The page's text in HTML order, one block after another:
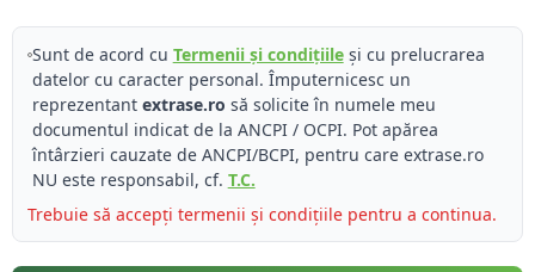
Sunt de acord cu Termenii și condițiileși cu prelucrarea
datelor cu caracter personal. Împuternicesc un
reprezentant extrase.ro să solicite în numele meu
documentul indicat de la ANCPI / OCPI. Pot apărea
întârzieri cauzate de ANCPI/BCPI, pentru care extrase.ro
NU este responsabil, cf. T.C.
Trebuie să accepți termenii și condițiile pentru a continua.